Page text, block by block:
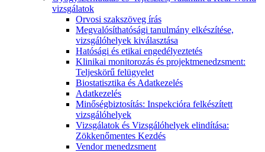
vizsgálatok
Orvosi szakszöveg írás
Megvalósíthatósági tanulmány elkészítése,
vizsgálóhelyek kiválasztása
Hatósági és etikai engedélyeztetés
Klinikai monitorozás és projektmenedzsment:
Teljeskörű felügyelet
Biostatisztika és Adatkezelés
Adatkezelés
Minőségbiztosítás: Inspekcióra felkészített
vizsgálóhelyek
Vizsgálatok és Vizsgálóhelyek elindítása:
Zökkenőmentes Kezdés
Vendor menedzsment